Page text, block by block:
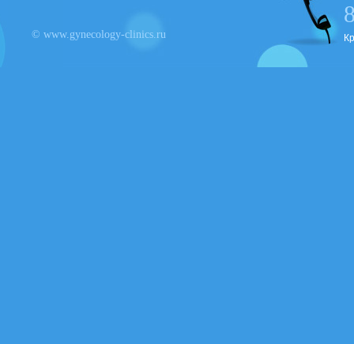
© www.gynecology-clinics.ru